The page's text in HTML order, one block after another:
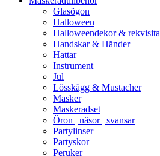
Glasögon
Halloween
Halloweendekor & rekvisita
Handskar & Händer
Hattar
Instrument
Jul
Lösskägg & Mustacher
Masker
Maskeradset
Öron | näsor | svansar
Partylinser
Partyskor
Peruker